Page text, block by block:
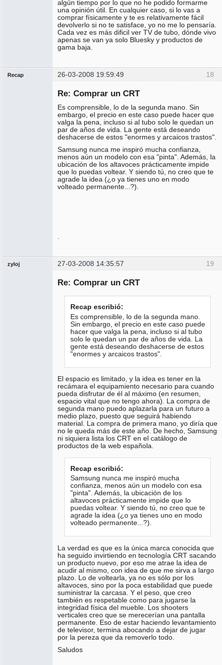
algún tiempo por lo que no he podido formarme
una opinión útil. En cualquier caso, si lo vas a
comprar físicamente y te es relativamente fácil
devolverlo si no te satisface, yo no me lo pensaría.
Cada vez es más dificil ver TV de tubo, dónde vivo
apenas se van ya solo Bluesky y productos de
gama baja.
18
Recap 26-03-2008 19:59:49
Re: Comprar un CRT
Es comprensible, lo de la segunda mano. Sin
embargo, el precio en este caso puede hacer que
valga la pena, incluso si al tubo solo le quedan un
par de años de vida. La gente está deseando
deshacerse de estos "enormes y arcaicos trastos".
Samsung nunca me inspiró mucha confianza,
menos aún un modelo con esa "pinta". Además, la
ubicación de los altavoces prácticamente impide
que lo puedas voltear. Y siendo tú, no creo que te
agrade la idea (¿o ya tienes uno en modo
volteado permanente...?).
19
zyloj 27-03-2008 14:35:57
Re: Comprar un CRT
Recap escribió:
Es comprensible, lo de la segunda mano.
Sin embargo, el precio en este caso puede
hacer que valga la pena, incluso si al tubo
solo le quedan un par de años de vida. La
gente está deseando deshacerse de estos
"enormes y arcaicos trastos".
El espacio es limitado, y la idea es tener en la
recámara el equipamiento necesario para cuando
pueda disfrutar de él al máximo (en resumen,
espacio vital que no tengo ahora). La compra de
segunda mano puedo aplazarla para un futuro a
medio plazo, puesto que seguirá habiendo
material. La compra de primera mano, yo diría que
no le queda más de este año. De hecho, Samsung
ni siquiera lista los CRT en el catálogo de
productos de la web española.
Recap escribió:
Samsung nunca me inspiró mucha
confianza, menos aún un modelo con esa
"pinta". Además, la ubicación de los
altavoces prácticamente impide que lo
puedas voltear. Y siendo tú, no creo que te
agrade la idea (¿o ya tienes uno en modo
volteado permanente...?).
La verdad es que es la única marca conocida que
ha seguido invirtiendo en tecnología CRT sacando
un producto nuevo, por eso me atrae la idea de
acudir al mismo, con idea de que me sirva a largo
plazo. Lo de voltearla, ya no es sólo por los
altavoces, sino por la poca estabilidad que puede
suministrar la carcasa. Y el peso, que creo
también es respetable como para jugarse la
integridad física del mueble. Los shooters
verticales creo que se merecerían una pantalla
permanente. Eso de estar haciendo levantamiento
de televisor, termina abocando a dejar de jugar
por la pereza que da removerlo todo.
Saludos